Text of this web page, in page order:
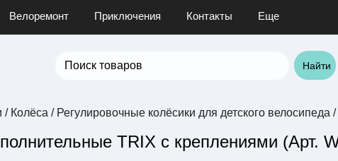
Велоремонт Приключения Контакты Еще
Найти
/ Колёса / Регулировочные колёсики для детского велосипеда /
TRIX с креплениями (Арт.